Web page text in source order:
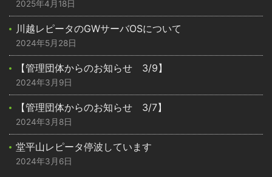
2025年4月18日
川越レピータのGWサーバOSについて
2024年5月28日
【管理団体からのお知らせ 3/9】
2024年3月9日
【管理団体からのお知らせ 3/7】
2024年3月8日
堂平山レピータ停波しています
2024年3月6日